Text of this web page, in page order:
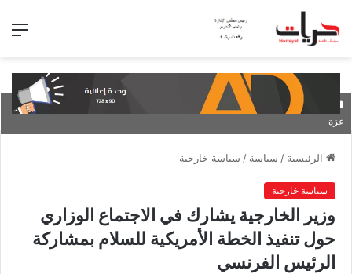
. وزير الخارجية يشارك في الاجتماع الوزاري حول تنفيذ الخطة ا الأمريكية للسلم فى
غزة
الرئيسية / سياسة / سياسة خارجية
سياسة خارجية
وزير الخارجية يشارك في الاجتماع الوزاري
حول تنفيذ الخطة الأمريكية للسلام بمشاركة
الرئيس الفرنسي